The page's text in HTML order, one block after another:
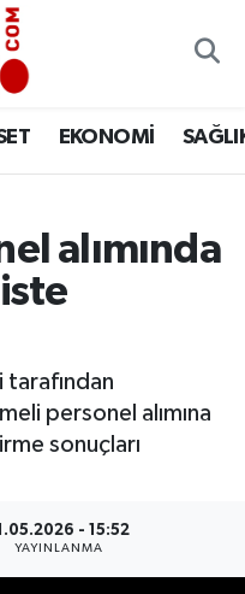
EKONOMİ
alımında
tarafından
personel alımına
sonuçları
- 15:52
YAYINLANMA
Fikstür